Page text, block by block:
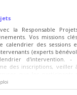
la Responsable
Vos missions
calendrier des sessions
(experts
d'intervention.
des inscriptions, veiller
continue : suivre
d'entreprise pour